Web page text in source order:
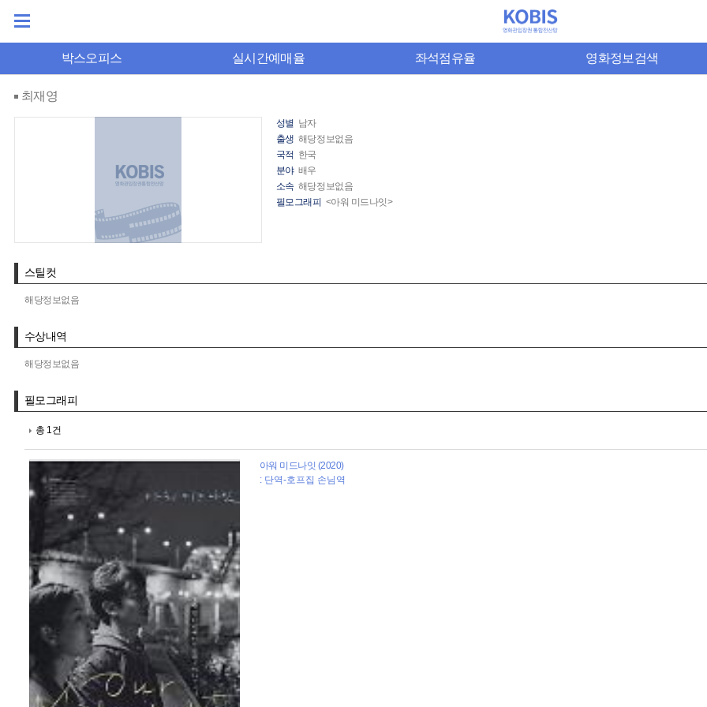
박스오피스 실시간예매율 좌석점유율 영화정보검색
최재영
성별 남자
출생 해당정보없음
국적 한국
분야 배우
소속 해당정보없음
필모그래피 <아워 미드나잇>
스틸컷
해당정보없음
수상내역
해당정보없음
필모그래피
총 1건
아워 미드나잇 (2020)
: 단역-호프집 손님역